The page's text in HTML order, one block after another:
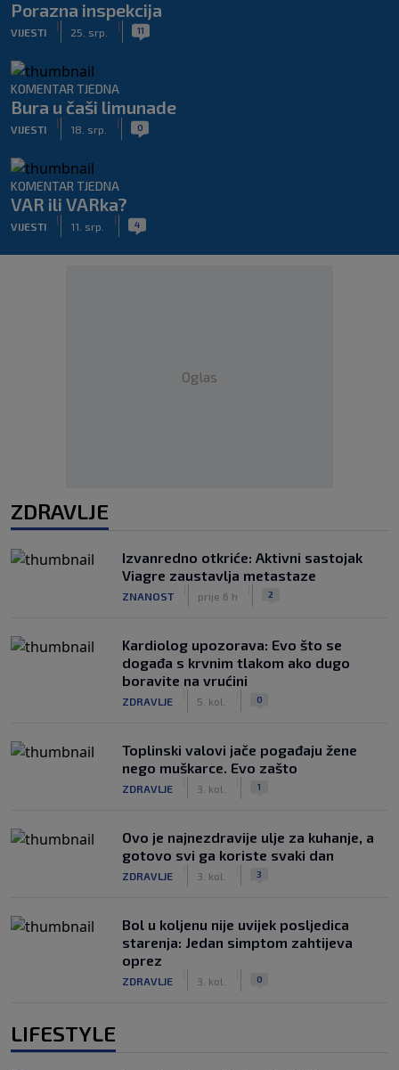
Porazna inspekcija
VIJESTI
|
25. srp.
| 11
KOMENTAR TJEDNA
Bura u čaši limunade
VIJESTI
|
18. srp.
| 0
KOMENTAR TJEDNA
VAR ili VARka?
VIJESTI
|
11. srp.
| 4
Oglas
ZDRAVLJE
Izvanredno otkriće: Aktivni sastojak
Viagre zaustavlja metastaze
ZNANOST prije 6 h 2
Kardiolog upozorava: Evo što se
događa s krvnim tlakom ako dugo
boravite na vrućini
ZDRAVLJE 5. kol. 0
Toplinski valovi jače pogađaju žene
nego muškarce. Evo zašto
ZDRAVLJE 3. kol. 1
Ovo je najnezdravije ulje za kuhanje, a
gotovo svi ga koriste svaki dan
ZDRAVLJE 3. kol. 3
Bol u koljenu nije uvijek posljedica
starenja: Jedan simptom zahtijeva
oprez
ZDRAVLJE 3. kol. 0
LIFESTYLE